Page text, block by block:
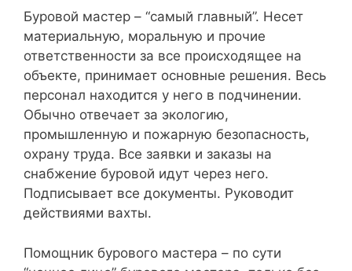
Буровой мастер – “самый главный”. Несет
материальную, моральную и прочие
ответственности за все происходящее на
объекте, принимает основные решения. Весь
персонал находится у него в подчинении.
Обычно отвечает за экологию,
промышленную и пожарную безопасность,
охрану труда. Все заявки и заказы на
снабжение буровой идут через него.
Подписывает все документы. Руководит
действиями вахты.
Помощник бурового мастера – по сути